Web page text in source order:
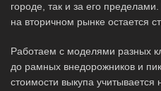
городе, так и за его
на вторичном рынке остается
Работаем с моделями разных
до рамных внедорожников и
стоимости выкупа учитывается